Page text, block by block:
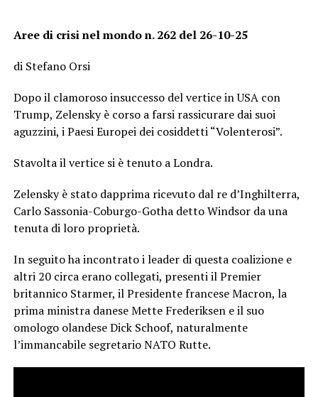
Aree di crisi nel mondo n. 262 del 26-10-25
di Stefano Orsi
Dopo il clamoroso insuccesso del vertice in USA con
Trump, Zelensky è corso a farsi rassicurare dai suoi
aguzzini, i Paesi Europei dei cosiddetti “Volenterosi”.
Stavolta il vertice si è tenuto a Londra.
Zelensky è stato dapprima ricevuto dal re d’Inghilterra,
Carlo Sassonia-Coburgo-Gotha detto Windsor da una
tenuta di loro proprietà.
In seguito ha incontrato i leader di questa coalizione e
altri 20 circa erano collegati, presenti il Premier
britannico Starmer, il Presidente francese Macron, la
prima ministra danese Mette Frederiksen e il suo
omologo olandese Dick Schoof, naturalmente
l’immancabile segretario NATO Rutte.